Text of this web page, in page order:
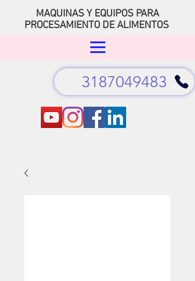
MAQUINAS Y EQUIPOS PARA
PROCESAMIENTO DE ALIMENTOS
3187049483